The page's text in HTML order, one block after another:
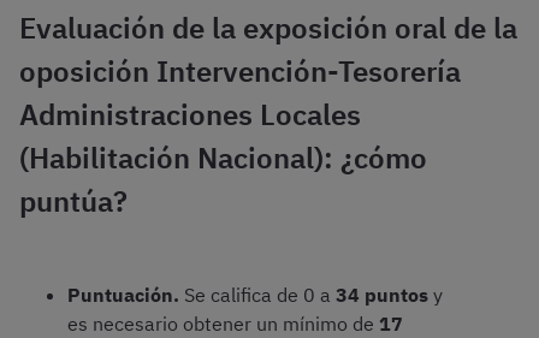
Evaluación de la exposición oral de la
oposición Intervención-Tesorería
Administraciones Locales
(Habilitación Nacional): ¿cómo
puntúa?
Puntuación. Se califica de 0 a 34 puntos y
es necesario obtener un mínimo de 17